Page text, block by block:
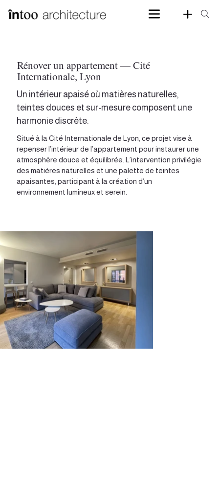
Rénover un appartement — Cité
Internationale, Lyon
Un intérieur apaisé où matières naturelles,
teintes douces et sur-mesure composent une
harmonie discrète.
Situé à la Cité Internationale de Lyon, ce projet vise à
repenser l’intérieur de l’appartement pour instaurer une
atmosphère douce et équilibrée. L’intervention privilégie
des matières naturelles et une palette de teintes
apaisantes, participant à la création d’un
environnement lumineux et serein.